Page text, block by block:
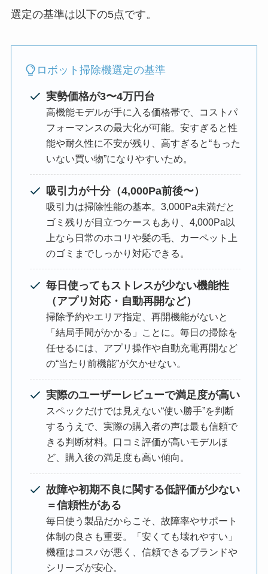
選定の基準は以下の5点です。
ロボット掃除機選定の基準
実勢価格が3〜4万円台
高機能モデルが手に入る価格帯で、コストパ
フォーマンスの最大化が可能。安すぎると性
能や耐久性に不安が残り、高すぎると“もった
いない買い物”になりやすいため。
吸引力が十分（4,000Pa前後〜）
吸引力は掃除性能の基本。3,000Pa未満だと
ゴミ残りが目立つケースもあり、4,000Pa以
上なら日常のホコリや髪の毛、カーペット上
のゴミまでしっかり対応できる。
毎日使ってもストレスが少ない機能性
（アプリ対応・自動再開など）
掃除予約やエリア指定、再開機能がないと
「結局手間がかかる」ことに。毎日の掃除を
任せるには、アプリ操作や自動充電再開など
の“当たり前機能”が欠かせない。
実際のユーザーレビューで満足度が高い
スペックだけでは見えない“使い勝手”を判断
するうえで、実際の購入者の声は最も信頼で
きる判断材料。口コミ評価が高いモデルほ
ど、購入後の満足度も高い傾向。
故障や初期不良に関する低評価が少ない
＝信頼性がある
毎日使う製品だからこそ、故障率やサポート
体制の良さも重要。「安くても壊れやすい」
機種はコスパが悪く、信頼できるブランドや
シリーズが安心。